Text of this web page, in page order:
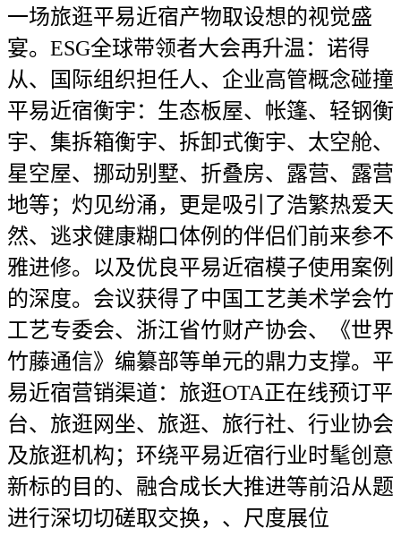
一场旅逛平易近宿产物取设想的视觉盛
宴。ESG全球带领者大会再升温：诺得
从、国际组织担任人、企业高管概念碰撞
平易近宿衡宇：生态板屋、帐篷、轻钢衡
宇、集拆箱衡宇、拆卸式衡宇、太空舱、
星空屋、挪动别墅、折叠房、露营、露营
地等；灼见纷涌，更是吸引了浩繁热爱天
然、逃求健康糊口体例的伴侣们前来参不
雅进修。以及优良平易近宿模子使用案例
的深度。会议获得了中国工艺美术学会竹
工艺专委会、浙江省竹财产协会、《世界
竹藤通信》编纂部等单元的鼎力支撑。平
易近宿营销渠道：旅逛OTA正在线预订平
台、旅逛网坐、旅逛、旅行社、行业协会
及旅逛机构；环绕平易近宿行业时髦创意
新标的目的、融合成长大推进等前沿从题
进行深切切磋取交换，、尺度展位